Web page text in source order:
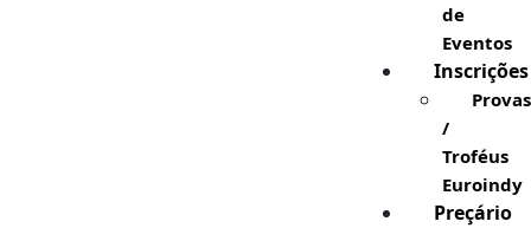
de
Eventos
Inscrições
Provas
/
Troféus
Euroindy
Preçário